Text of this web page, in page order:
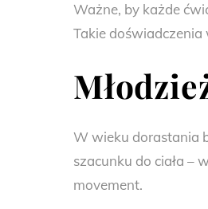
Ważne, by każde
Takie
W wieku dorastania
szacunku do ciała –
movement.